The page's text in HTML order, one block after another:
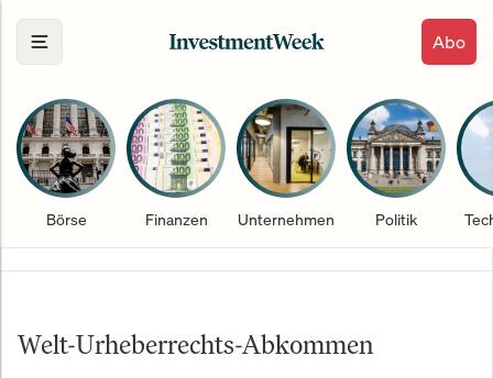
Abo
Börse Finanzen Unternehmen Politik
Welt-Urheberrechts-Abkommen